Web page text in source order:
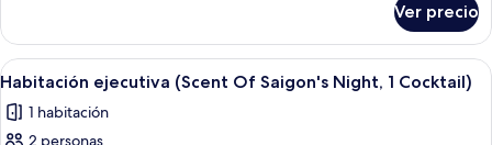
Lunch,
Cocktail)
(Combo
Happy
stay,
Cocktail)
Ver precio
Abrir
todas
las
Habitación de hotel con una cama
31
Habitación ejecutiva (Scent Of Saigon's Night, 1 Cocktail)
1 habitación
2 personas